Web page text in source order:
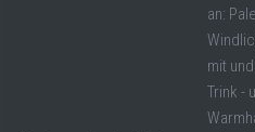
an:
mit
Trink -